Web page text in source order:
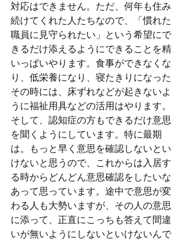
対応はできません。ただ、何年も住み
続けてくれた人たちなので、「慣れた
職員に見守られたい」という希望にで
きるだけ添えるようにできることを精
いっぱいやります。食事ができなくな
り、低栄養になり、寝たきりになった
その時には、床ずれなどが起きないよ
うに福祉用具などの活用はやります。
そして、認知症の方もできるだけ意思
を聞くようにしています。特に最期
は。もっと早く意思を確認しないとい
けないと思うので、これからは入居す
る時からどんどん意思確認をしたいな
あって思っています。途中で意思が変
わる人も大勢いますが、その人の意思
に添って、正直にこっちも答えて間違
いが無いようにしないといけないんで